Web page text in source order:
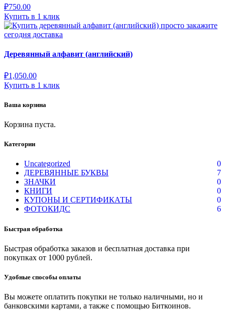
₽750.00
Купить в 1 клик
Деревянный алфавит (английский)
₽1,050.00
Купить в 1 клик
Ваша корзина
Корзина пуста.
Категории
Uncategorized
0
ДЕРЕВЯННЫЕ БУКВЫ
7
ЗНАЧКИ
0
КНИГИ
0
КУПОНЫ И СЕРТИФИКАТЫ
0
ФОТОКИДС
6
Быстрая обработка
Быстрая обработка заказов и бесплатная доставка при
покупках от 1000 рублей.
Удобные способы оплаты
Вы можете оплатить покупки не только наличными, но и
банковскими картами, а также с помощью Биткоинов.